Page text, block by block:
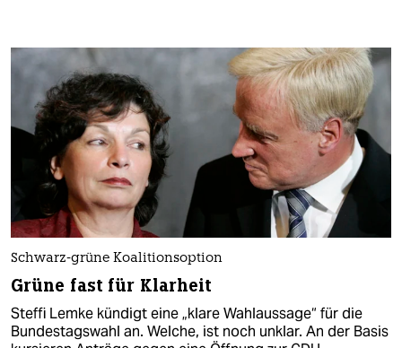
Schwarz-grüne Koalitionsoption
Grüne fast für Klarheit
Steffi Lemke kündigt eine „klare Wahlaussage“ für die
Bundestagswahl an. Welche, ist noch unklar. An der Basis